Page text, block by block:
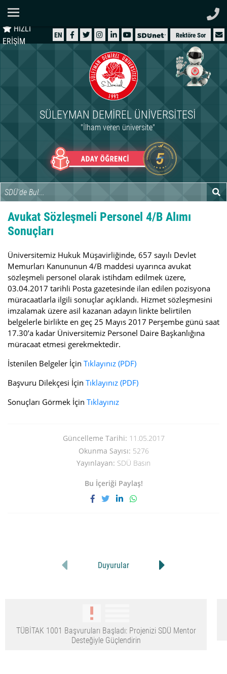
HIZLI
ERİŞİM
EN Rektöre Sor
SÜLEYMAN DEMIREL ÜNIVERSITESI
"İlham veren üniversite"
ÜNİVERSİTEMİZ
İDARİ
ARAŞTIRMA
INTERNATIONAL
Avukat Sözleşmeli Personel 4/B Alımı
Sonuçları
Üniversitemiz Hukuk Müşavirliğinde, 657 sayılı Devlet
Memurları Kanununun 4/B maddesi uyarınca avukat
sözleşmeli personel olarak istihdam edilmek üzere,
03.04.2017 tarihli Posta gazetesinde ilan edilen pozisyona
müracaatlarla ilgili sonuçlar açıklandı. Hizmet sözleşmesini
imzalamak üzere asil kazanan adayın linkte belirtilen
belgelerle birlikte en geç 25 Mayıs 2017 Perşembe günü saat
17.30’a kadar Üniversitemiz Personel Daire Başkanlığına
müracaat etmesi gerekmektedir.
İstenilen Belgeler İçin Tıklayınız (PDF)
Başvuru Dilekçesi İçin Tıklayınız (PDF)
Sonuçları Görmek İçin Tıklayınız
Güncelleme Tarihi: 11.05.2017
Okunma Sayısı: 5276
Yayınlayan: SDÜ Basın
Bu İçeriği Paylaş!
Duyurular
TÜBİTAK 1001 Başvuruları Başladı: Projenizi SDÜ Mentor
Desteğiyle Güçlendirin